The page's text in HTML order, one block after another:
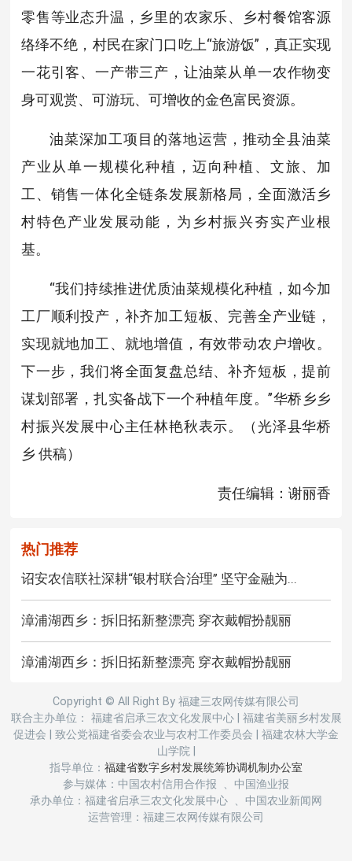
零售等业态升温，乡里的农家乐、乡村餐馆客源
络绎不绝，村民在家门口吃上“旅游饭”，真正实现
一花引客、一产带三产，让油菜从单一农作物变
身可观赏、可游玩、可增收的金色富民资源。
油菜深加工项目的落地运营，推动全县油菜
产业从单一规模化种植，迈向种植、文旅、加
工、销售一体化全链条发展新格局，全面激活乡
村特色产业发展动能，为乡村振兴夯实产业根
基。
“我们持续推进优质油菜规模化种植，如今加
工厂顺利投产，补齐加工短板、完善全产业链，
实现就地加工、就地增值，有效带动农户增收。
下一步，我们将全面复盘总结、补齐短板，提前
谋划部署，扎实备战下一个种植年度。”华桥乡乡
村振兴发展中心主任林艳秋表示。（光泽县华桥
乡 供稿）
责任编辑：谢丽香
热门推荐
诏安农信联社深耕“银村联合治理” 坚守金融为...
漳浦湖西乡：拆旧拓新整漂亮 穿衣戴帽扮靓丽
漳浦湖西乡：拆旧拓新整漂亮 穿衣戴帽扮靓丽
Copyright © All Right By 福建三农网传媒有限公司
联合主办单位： 福建省启承三农文化发展中心
福建省美丽乡村发展
促进会
致公党福建省委会农业与农村工作委员会
福建农林大学金
山学院
指导单位： 福建省数字乡村发展统筹协调机制办公室
参与媒体：中国农村信用合作报 、中国渔业报
承办单位：福建省启承三农文化发展中心 、中国农业新闻网
运营管理：福建三农网传媒有限公司